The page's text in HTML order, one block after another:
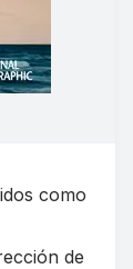
como
de